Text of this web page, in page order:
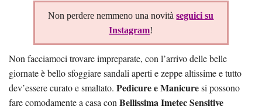
Non perdere nemmeno una novitàseguici su
Instagram!
Non facciamoci trovare impreparate, con l’arrivo delle belle
giornate è bello sfoggiare sandali aperti e zeppe altissime e tutto
dev’essere curato e smaltato. Pedicure e Manicuresi possono
fare comodamente a casa con Bellissima Imetec Sensitive